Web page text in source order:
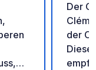
Der
der